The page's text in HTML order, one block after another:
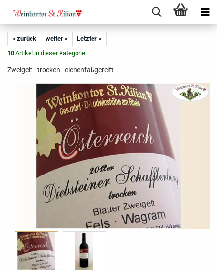
« zurück weiter »
Letzter »
10 Artikel in dieser Kategorie
Zweigelt - trocken - eichenfaßgereift